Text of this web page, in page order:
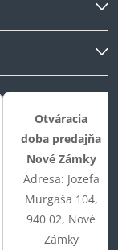
Otváracia
doba predajňa
Nové Zámky
Adresa: Jozefa
Murgaša 104,
940 02, Nové
Zámky